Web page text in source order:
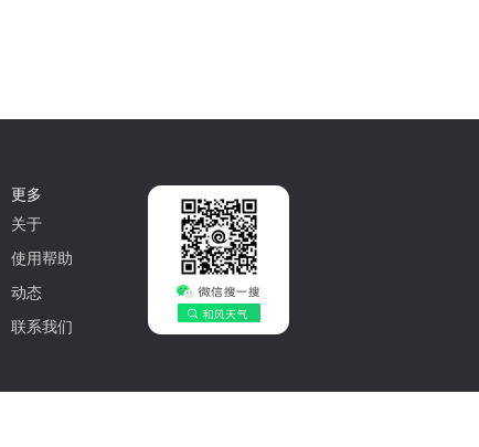
更多
关于
使用帮助
动态
联系我们